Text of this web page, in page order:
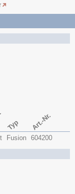
Typ Art.-Nr.
Fusion 604200